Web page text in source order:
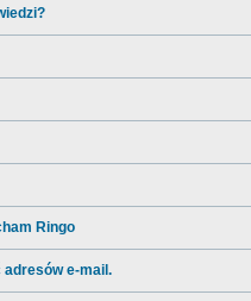
Ringo
adresów e-mail.